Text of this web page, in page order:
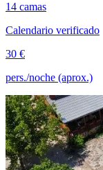
14 camas
Calendario verificado
30 €
pers./noche (aprox.)